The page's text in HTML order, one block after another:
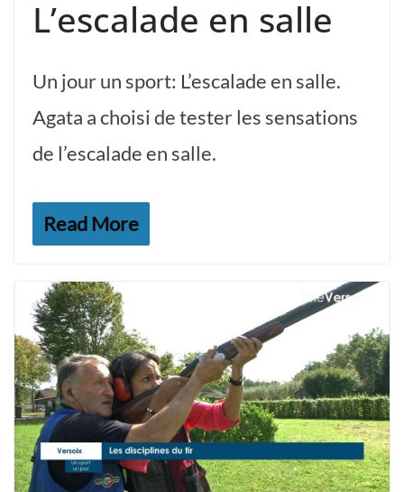
L’escalade en salle
Un jour un sport: L’escalade en salle.
Agata a choisi de tester les sensations
de l’escalade en salle.
Read More